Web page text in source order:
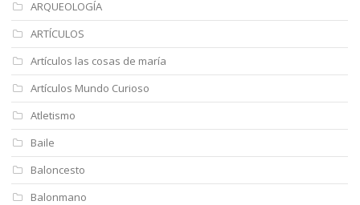
ARQUEOLOGÍA
ARTÍCULOS
Artículos las cosas de maría
Artículos Mundo Curioso
Atletismo
Baile
Baloncesto
Balonmano